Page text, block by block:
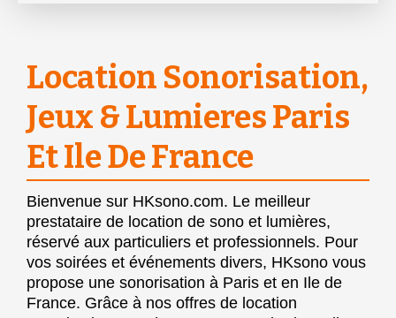
Location Sonorisation,
Jeux & Lumieres Paris
Et Ile De France
Bienvenue sur HKsono.com. Le meilleur
prestataire de location de sono et lumières,
réservé aux particuliers et professionnels. Pour
vos soirées et événements divers, HKsono vous
propose une sonorisation à Paris et en Ile de
France. Grâce à nos offres de location